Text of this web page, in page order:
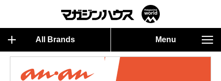
All Brands Menu